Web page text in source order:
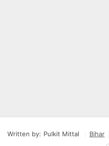
Written by: Pulkit Mittal Bihar